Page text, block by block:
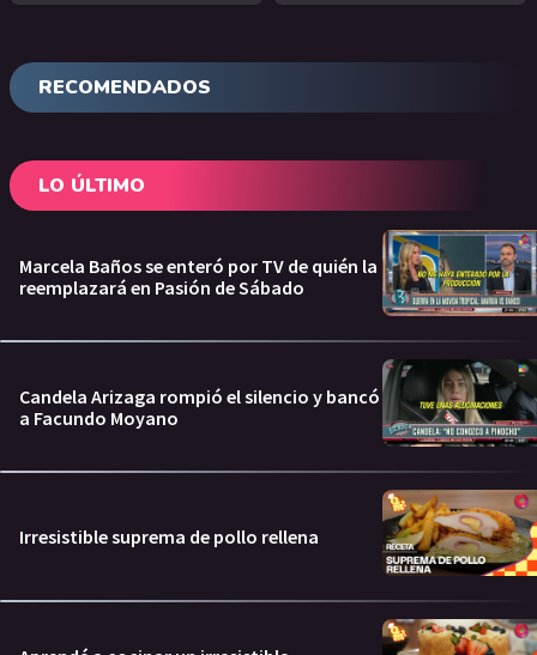
RECOMENDADOS
LO ÚLTIMO
Marcela Baños se enteró por TV de quién la
reemplazará en Pasión de Sábado
Candela Arizaga rompió el silencio y bancó
a Facundo Moyano
Irresistible suprema de pollo rellena